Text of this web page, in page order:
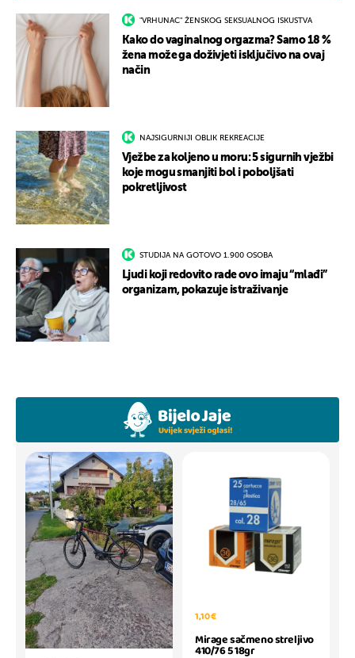
"VRHUNAC" ŽENSKOG SEKSUALNOG ISKUSTVA
Kako do vaginalnog orgazma? Samo 18 %
žena može ga doživjeti isključivo na ovaj
način
NAJSIGURNIJI OBLIK REKREACIJE
Vježbe za koljeno u moru: 5 sigurnih vježbi
koje mogu smanjiti bol i poboljšati
pokretljivost
STUDIJA NA GOTOVO 1.900 OSOBA
Ljudi koji redovito rade ovo imaju “mlađi”
organizam, pokazuje istraživanje
1,10 €
Mirage sačmeno streljivo
410/76 5 18gr